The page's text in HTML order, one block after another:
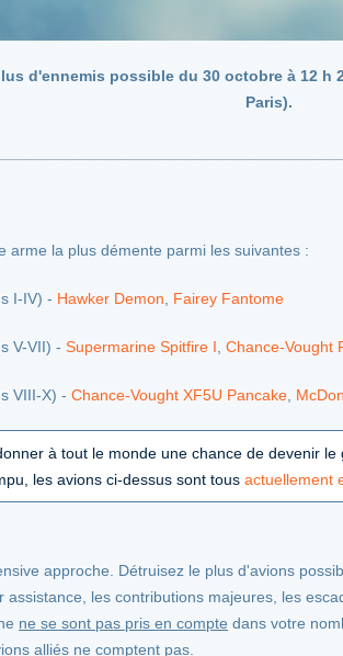
d'ennemis possible du 30 octobre à 12 h
Paris).
arme la plus démente parmi les suivantes :
I-IV) - Hawker Demon Fairey Fantome
V-VII) - Supermarine Spitfire I Chance-Vought
VIII-X) - Chance-Vought XF5U Pancake
à tout le monde une chance de devenir
les avions ci-dessus sont tous actuellement
approche. Détruisez le plus d'avions
assistance, les contributions majeures, les
ne se sont pas pris en compte dans votre
alliés ne comptent pas.